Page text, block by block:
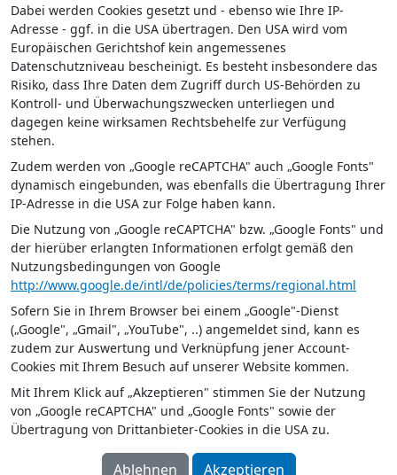
Dabei werden Cookies gesetzt und - ebenso wie Ihre IP-
Adresse - ggf. in die USA übertragen. Den USA wird vom
Europäischen Gerichtshof kein angemessenes
Datenschutzniveau bescheinigt. Es besteht insbesondere das
Risiko, dass Ihre Daten dem Zugriff durch US-Behörden zu
Kontroll- und Überwachungszwecken unterliegen und
dagegen keine wirksamen Rechtsbehelfe zur Verfügung
stehen.
Zudem werden von „Google reCAPTCHA" auch „Google Fonts"
dynamisch eingebunden, was ebenfalls die Übertragung Ihrer
IP-Adresse in die USA zur Folge haben kann.
Die Nutzung von „Google reCAPTCHA" bzw. „Google Fonts" und
der hierüber erlangten Informationen erfolgt gemäß den
Nutzungsbedingungen von Google
http://www.google.de/intl/de/policies/terms/regional.html
Sofern Sie in Ihrem Browser bei einem „Google"-Dienst
(„Google", „Gmail", „YouTube", ..) angemeldet sind, kann es
zudem zur Auswertung und Verknüpfung jener Account-
Cookies mit Ihrem Besuch auf unserer Website kommen.
Mit Ihrem Klick auf „Akzeptieren" stimmen Sie der Nutzung
von „Google reCAPTCHA" und „Google Fonts" sowie der
Übertragung von Drittanbieter-Cookies in die USA zu.
Ablehnen Akzeptieren